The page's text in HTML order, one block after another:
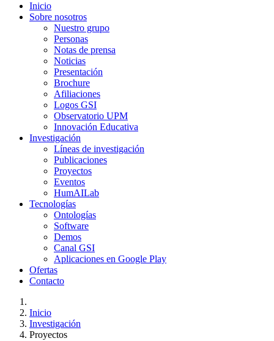
Inicio
Sobre nosotros
Nuestro grupo
Personas
Notas de prensa
Noticias
Presentación
Brochure
Afiliaciones
Logos GSI
Observatorio UPM
Innovación Educativa
Investigación
Líneas de investigación
Publicaciones
Proyectos
Eventos
HumAILab
Tecnologías
Ontologías
Software
Demos
Canal GSI
Aplicaciones en Google Play
Ofertas
Contacto
Inicio
Investigación
Proyectos